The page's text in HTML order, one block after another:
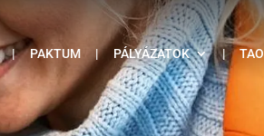
| PAKTUM | PÁLYÁZATOK | TAO